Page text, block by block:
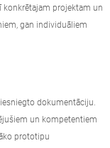
konkrētajam projektam un
gan individuāliem
dokumentāciju.
un kompetentiem
prototipu